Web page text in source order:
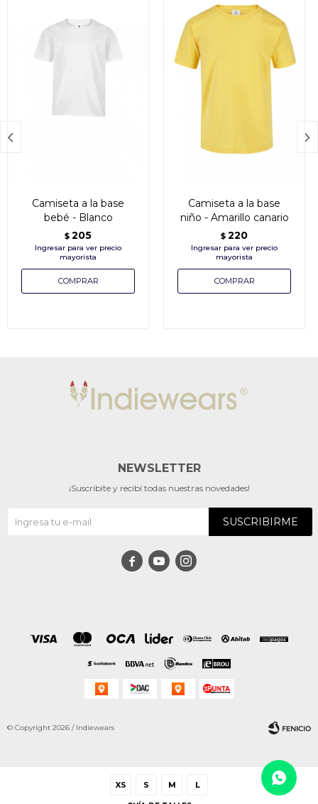
XS S M L
Camiseta a la base
bebé - Blanco
$ 205
Camiseta a la base
niño - Amarillo canario
$ 220
 
NEWSLETTER
¡Suscribite y recibí todas nuestras novedades!
SUSCRIBIRME
  
© Copyright 2026 / Indiewears